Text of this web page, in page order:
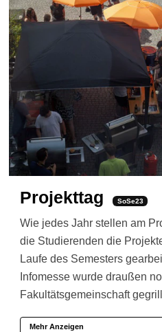
Projekttag SoSe23
Wie jedes Jahr stellen am
die Studierenden die
Laufe des Semesters
Infomesse wurde draußen
Fakultätsgemeinschaft
Mehr Anzeigen